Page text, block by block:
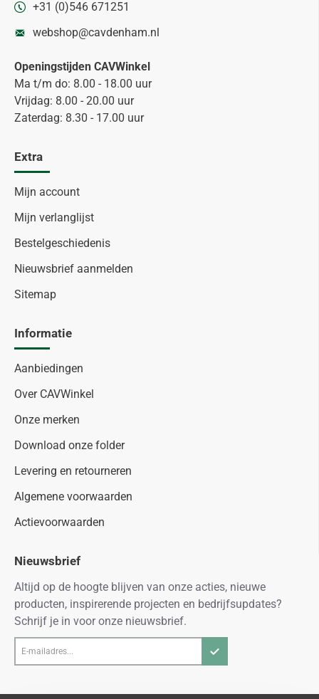
+31 (0)546 671251
webshop@cavdenham.nl
Openingstijden CAVWinkel
Ma t/m do: 8.00 - 18.00 uur
Vrijdag: 8.00 - 20.00 uur
Zaterdag: 8.30 - 17.00 uur
Extra
Mijn account
Mijn verlanglijst
Bestelgeschiedenis
Nieuwsbrief aanmelden
Sitemap
Informatie
Aanbiedingen
Over CAVWinkel
Onze merken
Download onze folder
Levering en retourneren
Algemene voorwaarden
Actievoorwaarden
Nieuwsbrief
Altijd op de hoogte blijven van onze acties, nieuwe
producten, inspirerende projecten en bedrijfsupdates?
Schrijf je in voor onze nieuwsbrief.
mailadres...